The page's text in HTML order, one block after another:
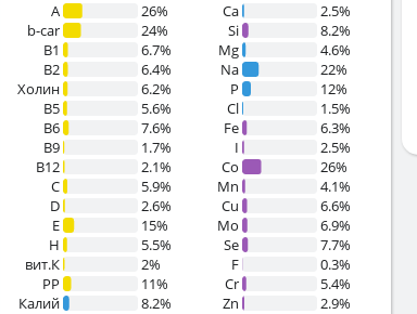
A
26%
b-car
24%
В1
6.7%
B2
6.4%
Холин
6.2%
B5
5.6%
B6
7.6%
B9
1.7%
B12
2.1%
C
5.9%
D
2.6%
E
15%
H
5.5%
вит.К
2%
PP
11%
Калий
8.2%
Ca
2.5%
Si
8.2%
Mg
4.6%
Na
22%
P
12%
Cl
1.5%
Fe
6.3%
I
2.5%
Co
26%
Mn
4.1%
Cu
6.6%
Mo
6.9%
Se
7.7%
F
0.3%
Cr
5.4%
Zn
2.9%